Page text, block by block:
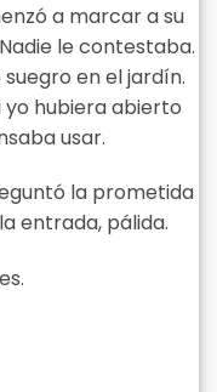
a marcar a su
le contestaba.
en el jardín.
hubiera abierto
usar.
la prometida
entrada, pálida.